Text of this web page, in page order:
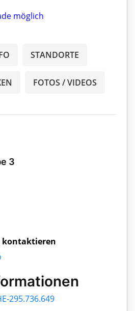
möglich
STANDORTE
FOTOS / VIDEOS
3
kontaktieren
295.736.649